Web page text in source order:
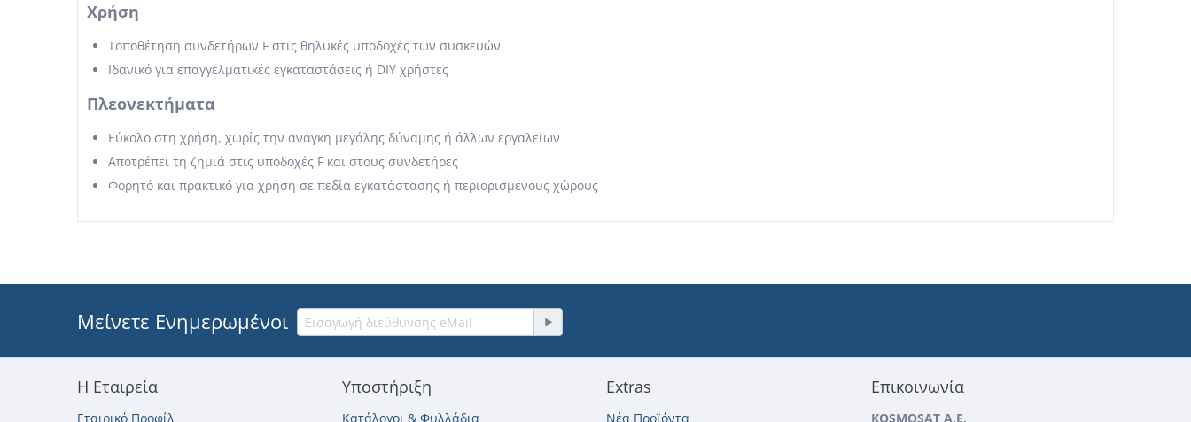
Χρήση
Τοποθέτηση συνδετήρων F στις θηλυκές υποδοχές των συσκευών
Ιδανικό για επαγγελματικές εγκαταστάσεις ή DIY χρήστες
Πλεονεκτήματα
Εύκολο στη χρήση, χωρίς την ανάγκη μεγάλης δύναμης ή άλλων εργαλείων
Αποτρέπει τη ζημιά στις υποδοχές F και στους συνδετήρες
Φορητό και πρακτικό για χρήση σε πεδία εγκατάστασης ή περιορισμένους χώρους
Μείνετε Ενημερωμένοι
Η Εταιρεία
Εταιρικό Προφίλ
Υποστήριξη
Κατάλογοι & Φυλλάδια
Extras
Νέα Προϊόντα
Επικοινωνία
KOSMOSAT A.E.